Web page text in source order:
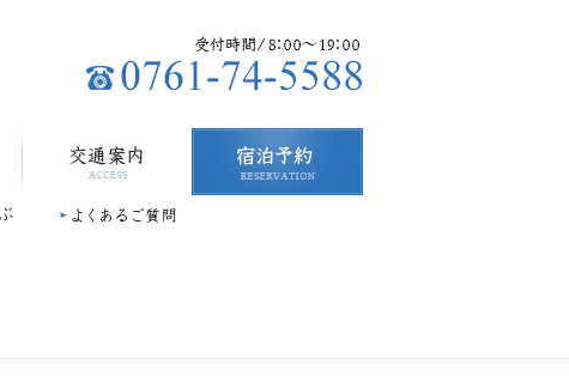
交通案内